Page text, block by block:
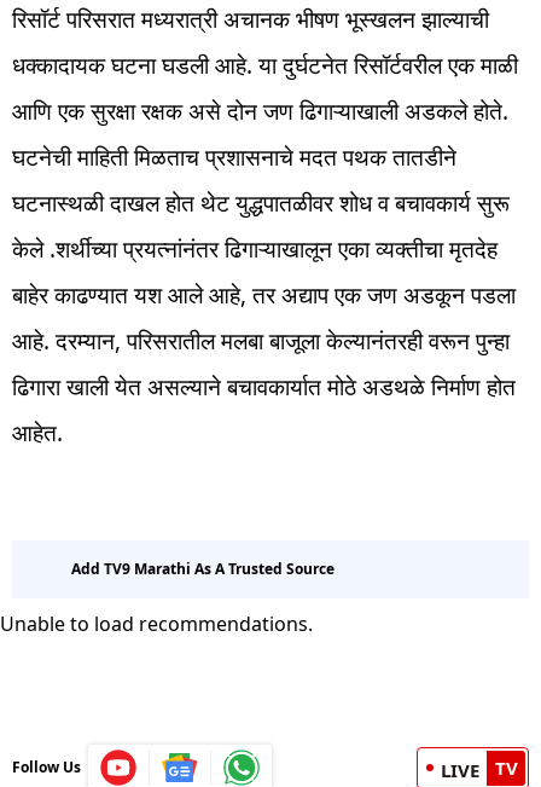
रिसॉर्ट परिसरात मध्यरात्री अचानक भीषण भूस्खलन झाल्याची
धक्कादायक घटना घडली आहे. या दुर्घटनेत रिसॉर्टवरील एक माळी
आणि एक सुरक्षा रक्षक असे दोन जण ढिगाऱ्याखाली अडकले होते.
घटनेची माहिती मिळताच प्रशासनाचे मदत पथक तातडीने
घटनास्थळी दाखल होत थेट युद्धपातळीवर शोध व बचावकार्य सुरू
केले .शर्थीच्या प्रयत्नांनंतर ढिगाऱ्याखालून एका व्यक्तीचा मृतदेह
बाहेर काढण्यात यश आले आहे, तर अद्याप एक जण अडकून पडला
आहे. दरम्यान, परिसरातील मलबा बाजूला केल्यानंतरही वरून पुन्हा
ढिगारा खाली येत असल्याने बचावकार्यात मोठे अडथळे निर्माण होत
आहेत.
Add TV9 Marathi As A Trusted Source
Unable to load recommendations.
Follow Us LIVE TV